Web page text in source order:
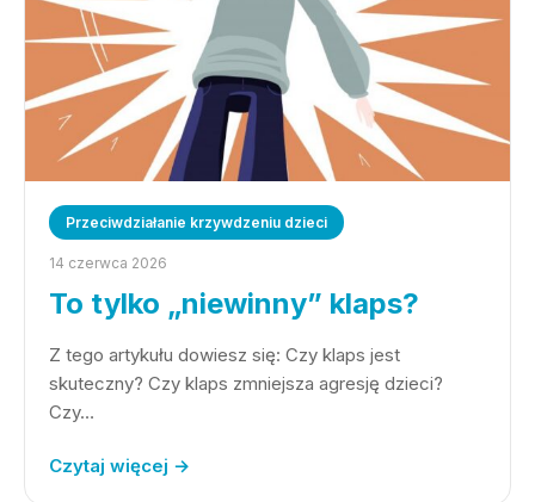
Przeciwdziałanie krzywdzeniu dzieci
14 czerwca 2026
To tylko „niewinny” klaps?
Z tego artykułu dowiesz się: Czy klaps jest
skuteczny? Czy klaps zmniejsza agresję dzieci?
Czy…
Czytaj więcej →